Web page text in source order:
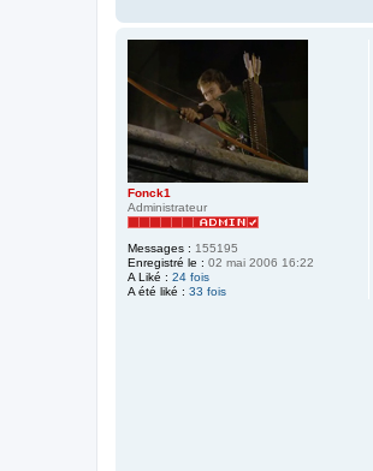
Fonck1
Administrateur
Messages : 155195
Enregistré le : 02 mai 2006 16:22
A Liké : 24 fois
A été liké : 33 fois